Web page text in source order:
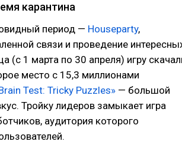
карантина
период — Houseparty,
связи и проведение
(с 1 марта по 30 апреля) игру
место с 15,3 миллионами
Test: Tricky Puzzles» — большой
Тройку лидеров замыкает игра
аудитория которого